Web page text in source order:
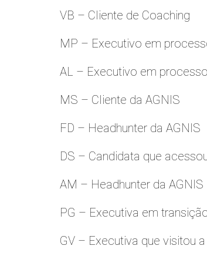
VB – Cliente de Coaching
MP – Executivo em
AL – Executivo em
MS – Cliente da AGNIS
FD – Headhunter da AGNIS
DS – Candidata que
AM – Headhunter da AGNIS
PG – Executiva em
GV – Executiva que visitou a